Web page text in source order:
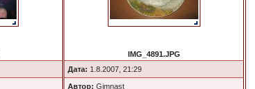
IMG_4891.JPG
Дата: 1.8.2007, 21:29
Автор: Gimnast